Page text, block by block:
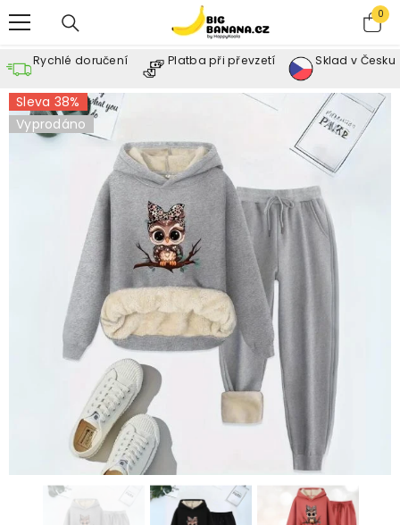
0
0
Rychlé doručení Platba při převzetí Sklad v Česku
Sleva 38%
Vyprodáno